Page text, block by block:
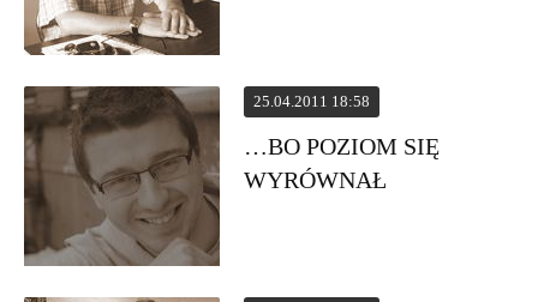
25.04.2011 18:58
…BO POZIOM SIĘ
WYRÓWNAŁ